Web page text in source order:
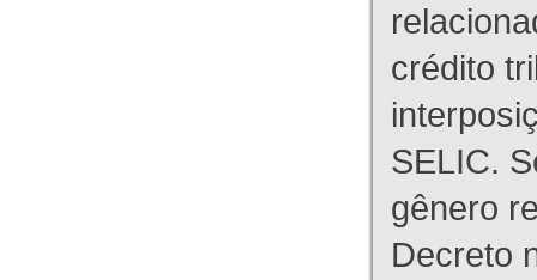
crédito
SELIC.
gênero
Decreto